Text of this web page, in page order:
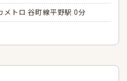
メトロ 谷町線平野駅 0分